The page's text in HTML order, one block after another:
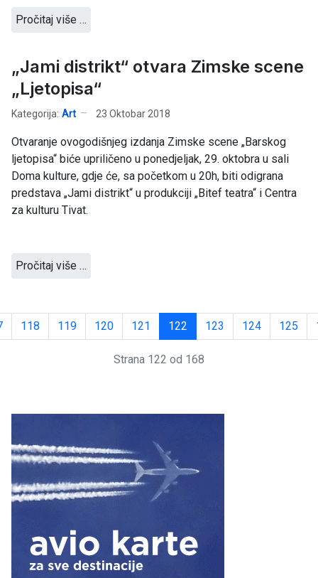
Pročitaj više …
„Jami distrikt“ otvara Zimske scene
„Ljetopisa“
Kategorija: Art 23 Oktobar 2018
Otvaranje ovogodišnjeg izdanja Zimske scene „Barskog
ljetopisa“ biće upriličeno u ponedjeljak, 29. oktobra u sali
Doma kulture, gdje će, sa početkom u 20h, biti odigrana
predstava „Jami distrikt“ u produkciji „Bitef teatra“ i Centra
za kulturu Tivat.
Pročitaj više …
118 119 120 121 122 123 124 125
Strana 122 od 168